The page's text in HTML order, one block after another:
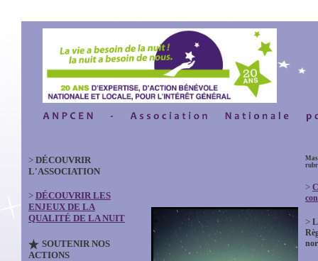
> DÉCOUVRIR
L'ASSOCIATION
> DÉCOUVRIR LES
ENJEUX DE LA
QUALITÉ DE LA NUIT
SOUTENIR NOS
ACTIONS
>
>